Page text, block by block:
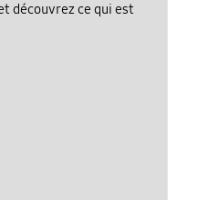
découvrez ce qui est